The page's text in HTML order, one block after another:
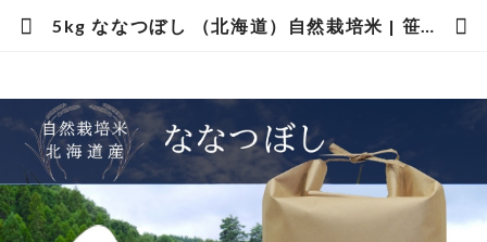
5kg ななつぼし （北海道）自然栽培米 | 笹屋米店